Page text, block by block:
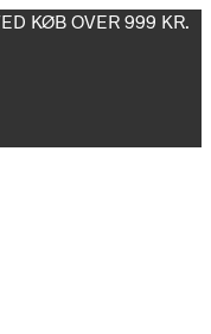
KØB OVER 999 KR.